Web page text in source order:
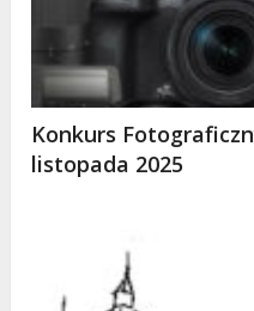
Konkurs
listopada 2025